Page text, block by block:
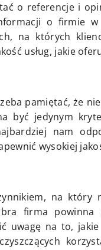
o referencje i
o firmie
na których
usług, jakie
pamiętać, że
być jedynym
nam
wysokiej
na który
firma powinna
uwagę na to,